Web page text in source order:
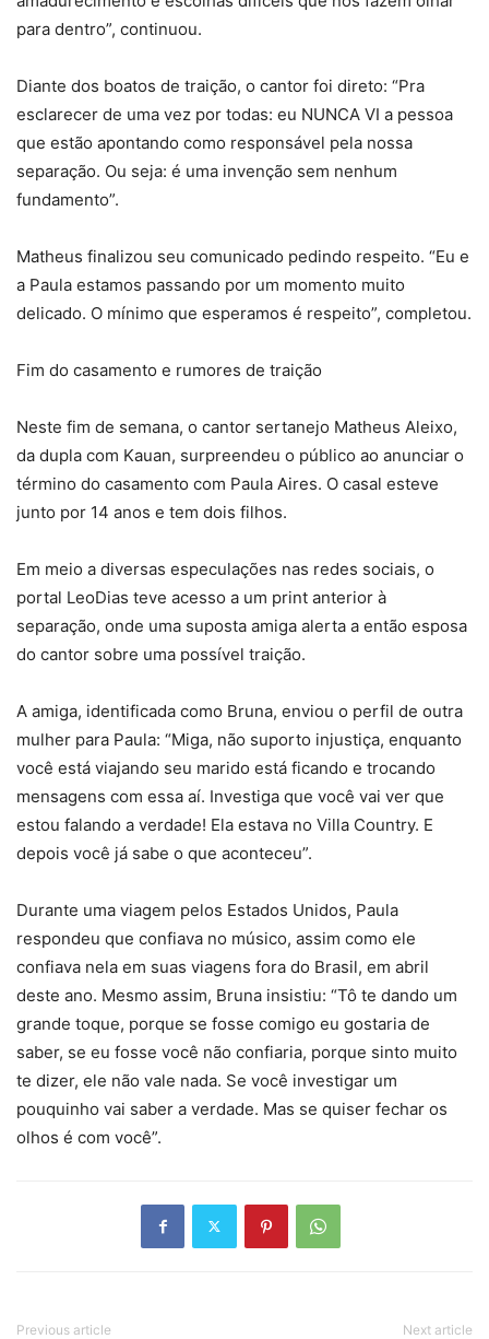
para dentro”, continuou.
Diante dos boatos de traição, o cantor foi direto: “Pra
esclarecer de uma vez por todas: eu NUNCA VI a pessoa
que estão apontando como responsável pela nossa
separação. Ou seja: é uma invenção sem nenhum
fundamento”.
Matheus finalizou seu comunicado pedindo respeito. “Eu e
a Paula estamos passando por um momento muito
delicado. O mínimo que esperamos é respeito”, completou.
Fim do casamento e rumores de traição
Neste fim de semana, o cantor sertanejo Matheus Aleixo,
da dupla com Kauan, surpreendeu o público ao anunciar o
término do casamento com Paula Aires. O casal esteve
junto por 14 anos e tem dois filhos.
Em meio a diversas especulações nas redes sociais, o
portal LeoDias teve acesso a um print anterior à
separação, onde uma suposta amiga alerta a então esposa
do cantor sobre uma possível traição.
A amiga, identificada como Bruna, enviou o perfil de outra
mulher para Paula: “Miga, não suporto injustiça, enquanto
você está viajando seu marido está ficando e trocando
mensagens com essa aí. Investiga que você vai ver que
estou falando a verdade! Ela estava no Villa Country. E
depois você já sabe o que aconteceu”.
Durante uma viagem pelos Estados Unidos, Paula
respondeu que confiava no músico, assim como ele
confiava nela em suas viagens fora do Brasil, em abril
deste ano. Mesmo assim, Bruna insistiu: “Tô te dando um
grande toque, porque se fosse comigo eu gostaria de
saber, se eu fosse você não confiaria, porque sinto muito
te dizer, ele não vale nada. Se você investigar um
pouquinho vai saber a verdade. Mas se quiser fechar os
olhos é com você”.
Previous article Next article